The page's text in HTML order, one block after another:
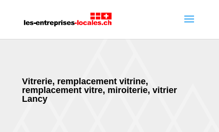
Vitrerie, remplacement vitrine,
remplacement vitre, miroiterie, vitrier
Lancy